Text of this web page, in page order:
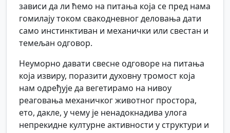
зависи да ли ћемо на питања која се пред нама
гомилају током свакодневног деловања дати
само инстинктиван и механички или свестан и
темељан одговор.
Неуморно давати свесне одговоре на питања
која извиру, поразити духовну тромост која
нам одређује да вегетирамо на нивоу
реаговања механичког животног простора,
ето, дакле, у чему је ненадокнадива улога
непрекидне културне активности у структури и